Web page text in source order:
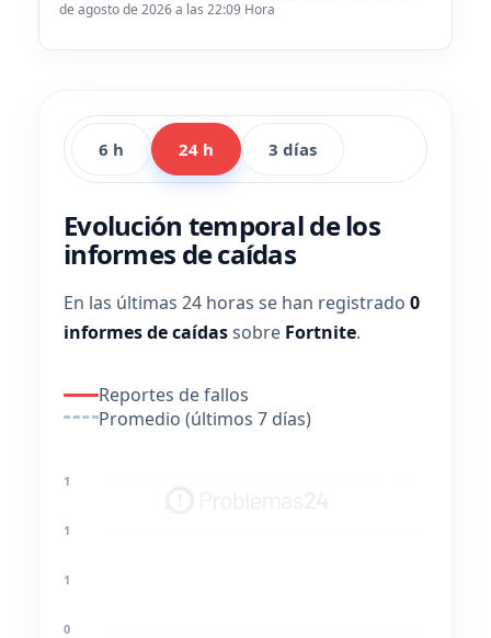
de agosto de 2026 a las 22:09 Hora
6 h 24 h 3 días
Evolución temporal de los
informes de caídas
En las últimas 24 horas se han registrado 0
informes de caídassobre Fortnite.
Reportes de fallos
Promedio (últimos 7 días)
1
1
1
0